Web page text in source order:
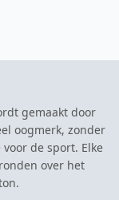
gemaakt door
oogmerk, zonder
de sport. Elke
over het